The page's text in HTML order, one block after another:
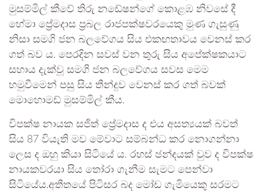
මුසම්මිල් කීවේ තිරු නඩේෂන්ගේ කොළඹ නිවසේ දී
හේමා ප්‍රේමදාස ප්‍රබල රාජපක්ෂවරයෙකු මුණ ගැසුණු
නිසා සමගි ජන බලවේගය සිය එකඟතාවය වෙනස් කර
ගත් බව ය. පෙරදින සවස් වන තුරු සිය අපේක්ෂකයාට
සහාය දැක්වූ සමගි ජන බලවේගය සවස මෙම
හමුවීමෙන් පසු සිය තීන්දුව වෙනස් කර ගත් බවක්
මොහොමඩ් මුසම්මිල් කීය.
විපක්ෂ නායක සජිත් ප්‍රේමදාස ද එය අසත්‍යයක් බවත්
සිය 87 වියැති මව මේවාට සම්බන්ධ කර නොගන්නා
ලෙස ද ඔහු කියා සිටියේ ය. රහස් ඡන්දයක් වුව ද විපක්ෂ
නායකවරයා සිය තෝරා ගැනීම සැමට පෙන්වා
සිටියේය.අතීතයේ පිටිසර බද මෝඩ ගැමියෙකු සරමට